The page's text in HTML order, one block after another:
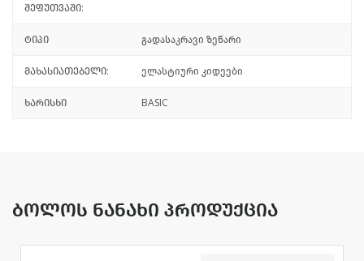
შეფუთვაში:
ტიპი გადასაკრავი ზეწარი
მახასიათებელი: ელასტიური კიდეები
ხარისხი BASIC
ბოლოს ნანახი პროდუქცია